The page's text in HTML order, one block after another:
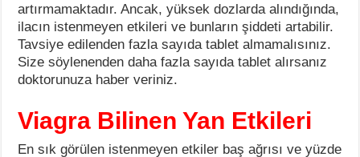
artırmamaktadır. Ancak, yüksek dozlarda alındığında,
ilacın istenmeyen etkileri ve bunların şiddeti artabilir.
Tavsiye edilenden fazla sayıda tablet almamalısınız.
Size söylenenden daha fazla sayıda tablet alırsanız
doktorunuza haber veriniz.
Viagra Bilinen Yan Etkileri
En sık görülen istenmeyen etkiler baş ağrısı ve yüzde